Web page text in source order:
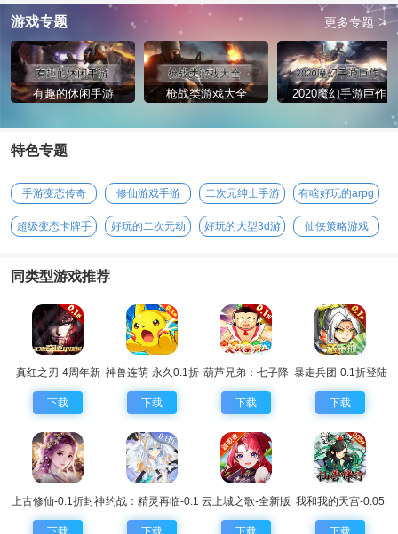
游戏专题 更多专题 >
有趣的休闲手游 枪战类游戏大全 2020魔幻手游巨作
特色专题
手游变态传奇 修仙游戏手游 二次元绅士手游
有啥好玩的arpg
超级变态卡牌手
好玩的二次元动
好玩的大型3d游
仙侠策略游戏
同类型游戏推荐
真红之刃-4周年新
版本0.1折
下载
神兽连萌-永久0.1折
下载
葫芦兄弟：七子降
妖-0.1永久折扣
下载
暴走兵团-0.1折登陆
送千抽
下载
上古修仙-0.1折封神
归来
下载
约战：精灵再临-0.1
折怀旧版
下载
云上城之歌-全新版
本
下载
我和我的天宫-0.05
折仙兽伴行
下载